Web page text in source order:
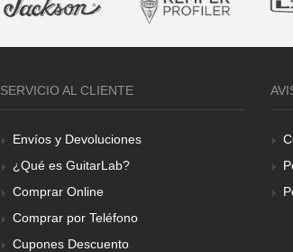
SERVICIO AL CLIENTE
Envíos y Devoluciones
¿Qué es GuitarLab?
Comprar Online
Comprar por Teléfono
Cupones Descuento